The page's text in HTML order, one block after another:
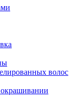
волос